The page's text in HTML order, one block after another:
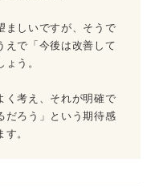
ましいですが、そうで
えで「今後は改善して
う。
く考え、それが明確で
だろう」という期待感
。